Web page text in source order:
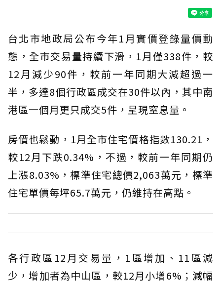
台北市地政局公布今年1月實價登錄量價動
態，全市交易量持續下滑，1月僅338件，較
12月減少90件，較前一年同期大減超過一
半，多達8個行政區成交在30件以內，其中南
港區一個月更只成交5件，呈現窒息量。
房價也鬆動，1月全市住宅價格指數130.21，
較12月下跌0.34%，不過，較前一年同期仍
上漲8.03%，標準住宅總價2,063萬元，標準
住宅單價每坪65.7萬元，仍維持在高點。
各行政區12月交易量，1區增加、11區減
少，增加者為中山區，較12月小增6%；減幅